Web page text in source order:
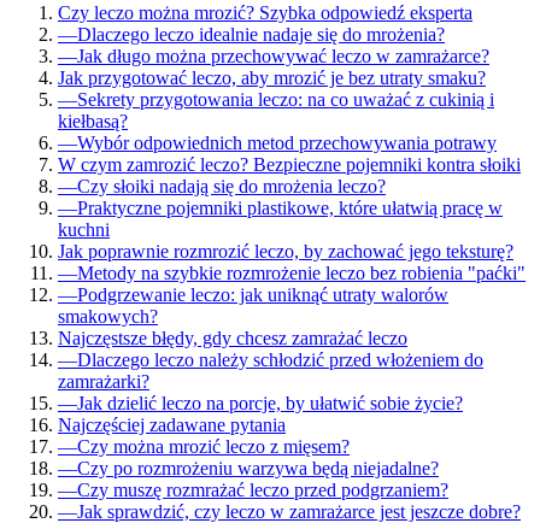
Czy leczo można mrozić? Szybka odpowiedź eksperta
—Dlaczego leczo idealnie nadaje się do mrożenia?
—Jak długo można przechowywać leczo w zamrażarce?
Jak przygotować leczo, aby mrozić je bez utraty smaku?
—Sekrety przygotowania leczo: na co uważać z cukinią i
kiełbasą?
—Wybór odpowiednich metod przechowywania potrawy
W czym zamrozić leczo? Bezpieczne pojemniki kontra słoiki
—Czy słoiki nadają się do mrożenia leczo?
—Praktyczne pojemniki plastikowe, które ułatwią pracę w
kuchni
Jak poprawnie rozmrozić leczo, by zachować jego teksturę?
—Metody na szybkie rozmrożenie leczo bez robienia "paćki"
—Podgrzewanie leczo: jak uniknąć utraty walorów
smakowych?
Najczęstsze błędy, gdy chcesz zamrażać leczo
—Dlaczego leczo należy schłodzić przed włożeniem do
zamrażarki?
—Jak dzielić leczo na porcje, by ułatwić sobie życie?
Najczęściej zadawane pytania
—Czy można mrozić leczo z mięsem?
—Czy po rozmrożeniu warzywa będą niejadalne?
—Czy muszę rozmrażać leczo przed podgrzaniem?
—Jak sprawdzić, czy leczo w zamrażarce jest jeszcze dobre?